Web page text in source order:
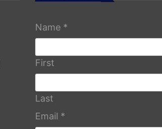
Name *
First
Last
Email *